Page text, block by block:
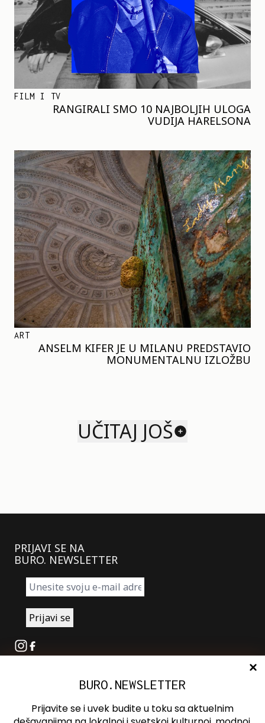
FILM I TV
RANGIRALI SMO 10 NAJBOLJIH ULOGA
VUDIJA HARELSONA
ART
ANSELM KIFER JE U MILANU PREDSTAVIO
MONUMENTALNU IZLOŽBU
UČITAJ JOŠ
PRIJAVI SE NA
BURO. NEWSLETTER
Instagram
Facebook
Oglašavanje
Kontakt
BURO.NEWSLETTER
Prijavite se i uvek budite u toku sa aktuelnim